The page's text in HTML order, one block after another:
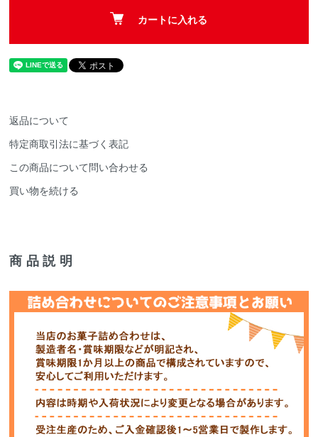
カートに入れる
返品について
特定商取引法に基づく表記
この商品について問い合わせる
買い物を続ける
商品説明